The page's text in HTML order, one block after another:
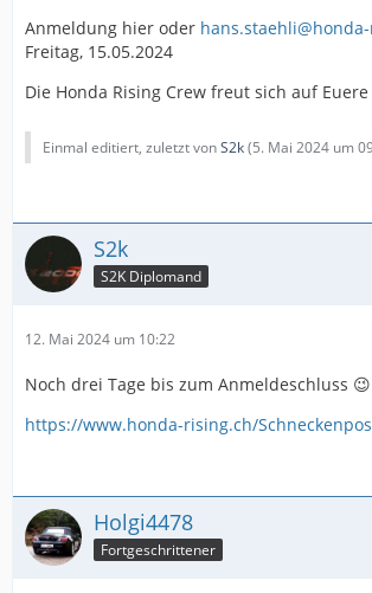
Anmeldung hier oder
Freitag, 15.05.2024
Die Honda Rising Crew freut sich auf
Einmal editiert, zuletzt vonS2k(5. Mai 2024 um
S2k
S2K Diplomand
12. Mai 2024 um 10:22
Noch drei Tage bis zum Anmeldeschluss 😉
https://www.honda-rising.ch/
Holgi4478
Fortgeschrittener